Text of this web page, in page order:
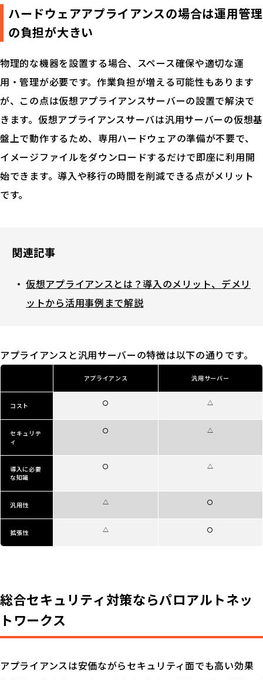
見積り依頼
ハードウェアアプライアンスの場合は運用管理
の負担が大きい
物理的な機器を設置する場合、スペース確保や適切な運
用・管理が必要です。作業負担が増える可能性もあります
が、この点は仮想アプライアンスサーバーの設置で解決で
きます。仮想アプライアンスサーバは汎用サーバーの仮想基
盤上で動作するため、専用ハードウェアの準備が不要で、
イメージファイルをダウンロードするだけで即座に利用開
始できます。導入や移行の時間を削減できる点がメリット
です。
関連記事
仮想アプライアンスとは？導入のメリット、デメリ
ットから活用事例まで解説
アプライアンスと汎用サーバーの特徴は以下の通りです。
アプライアンス 汎用サーバー
コスト 〇 △
セキュリテ
ィ
〇 △
導入に必要
な知識
〇 △
汎用性 △ 〇
拡張性 △ 〇
総合セキュリティ対策ならパロアルトネッ
トワークス
アプライアンスは安価ながらセキュリティ面でも高い効果